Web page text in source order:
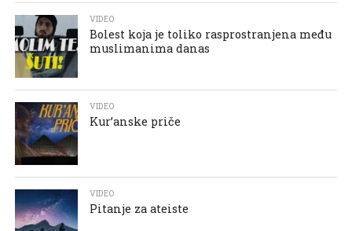
VIDEO
Bolest koja je toliko rasprostranjena među
muslimanima danas
VIDEO
Kur’anske priče
VIDEO
Pitanje za ateiste